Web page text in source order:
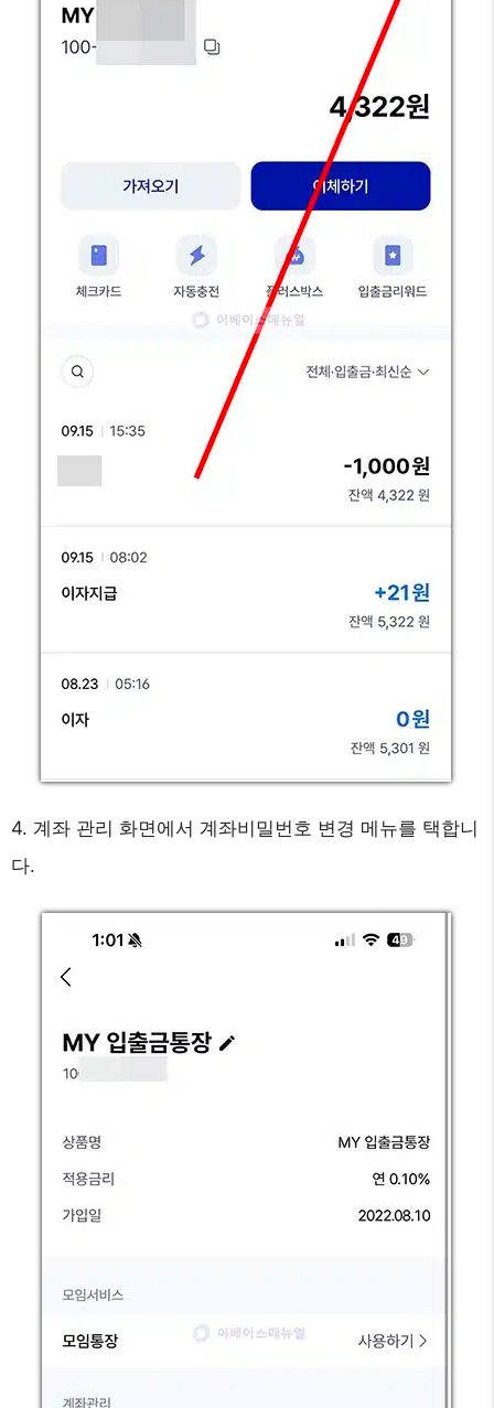
4. 계좌 관리 화면에서 계좌비밀번호 변경 메뉴를 택합니
다.